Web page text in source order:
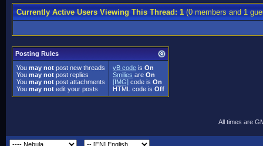
Currently Active Users Viewing This Thread: 1(0 members and 1
Posting Rules
You may not post new threads
You may not post replies
You may not post attachments
You may not edit your posts
vB code is On
Smilies are On
[IMG] code is On
HTML code is Off
All times are